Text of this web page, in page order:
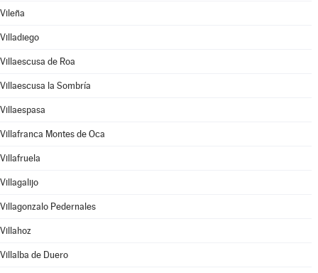
Vileña
Villadiego
Villaescusa de Roa
Villaescusa la Sombría
Villaespasa
Villafranca Montes de Oca
Villafruela
Villagalijo
Villagonzalo Pedernales
Villahoz
Villalba de Duero